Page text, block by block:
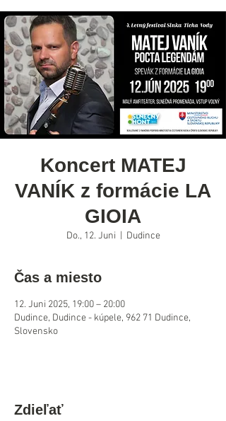
Koncert MATEJ
VANÍK z formácie LA
GIOIA
Do., 12. Juni Dudince
Čas a miesto
12. Juni 2025, 19:00 – 20:00
Dudince, Dudince - kúpele, 962 71 Dudince,
Slovensko
Zdieľať